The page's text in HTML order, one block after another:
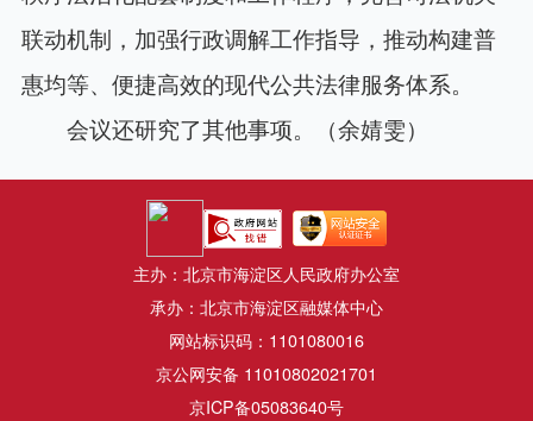
联动机制，加强行政调解工作指导，推动构建普
惠均等、便捷高效的现代公共法律服务体系。
会议还研究了其他事项。（余婧雯）
主办：北京市海淀区人民政府办公室
承办：北京市海淀区融媒体中心
网站标识码：1101080016
京公网安备 11010802021701
京ICP备05083640号